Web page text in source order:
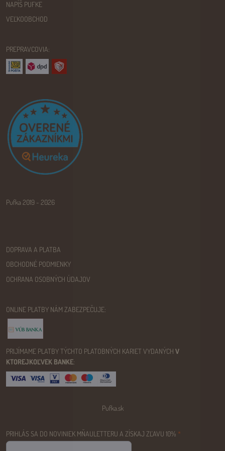
NAPÍŠ PUFKE
VEĽKOOBCHOD
PREPRAVCOVIA:
Pufka 2019 - 2026
DOPRAVA A PLATBA
OBCHODNÉ PODMIENKY
OCHRANA OSOBNÝCH ÚDAJOV
ONLINE PLATBY NÁM ZABEZPEČUJE:
PRIJÍMAME PLATBY TÝCHTO PLATOBNÝCH KARIET VYDANÝCH V
KTOREJKOĽVEK BANKE:
Pufka.sk
PRIHLÁS SA DO NOVINIEK MŇAULETTERU A ZÍSKAJ ZĽAVU 10% *